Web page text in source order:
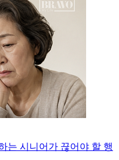
는 시니어가 끊어야 할 행